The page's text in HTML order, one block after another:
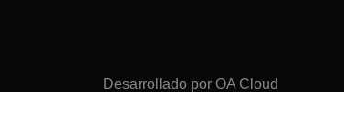
Desarrollado por OA Cloud